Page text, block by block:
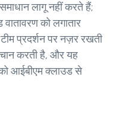
लागू नहीं करते हैं;
को लगातार
प्रदर्शन पर नज़र रखती
करती है, और यह
आईबीएम क्लाउड से